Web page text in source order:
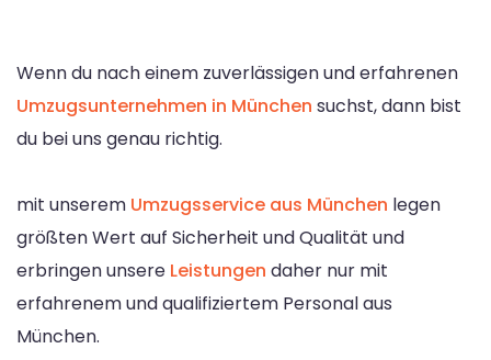
Wenn du nach einem zuverlässigen und erfahrenen
Umzugsunternehmen in München suchst, dann bist
du bei uns genau richtig.
mit unserem Umzugsservice aus München legen
größten Wert auf Sicherheit und Qualität und
erbringen unsere Leistungen daher nur mit
erfahrenem und qualifiziertem Personal aus
München.